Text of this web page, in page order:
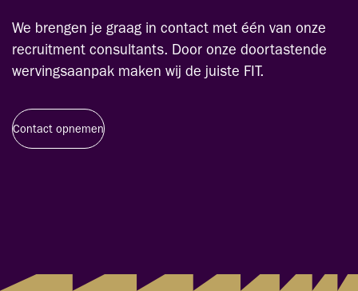
We brengen je graag in contact met één van onze
recruitment consultants. Door onze doortastende
wervingsaanpak maken wij de juiste FIT.
Contact opnemen